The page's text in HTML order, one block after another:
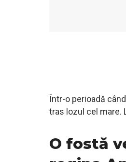
Într-o perioadă
tras lozul cel mare.
O fostă